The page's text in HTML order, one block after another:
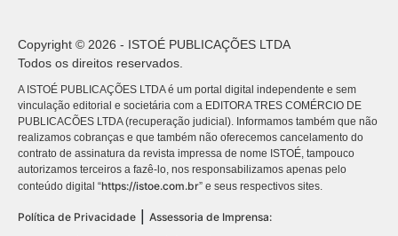
Copyright © 2026 - ISTOÉ PUBLICAÇÕES LTDA
Todos os direitos reservados.
A ISTOÉ PUBLICAÇÕES LTDA é um portal digital independente e sem
vinculação editorial e societária com a EDITORA TRES COMÉRCIO DE
PUBLICACÕES LTDA (recuperação judicial). Informamos também que não
realizamos cobranças e que também não oferecemos cancelamento do
contrato de assinatura da revista impressa de nome ISTOÉ, tampouco
autorizamos terceiros a fazê-lo, nos responsabilizamos apenas pelo
conteúdo digital “https://istoe.com.br” e seus respectivos sites.
Política de Privacidade
Assessoria de Imprensa: